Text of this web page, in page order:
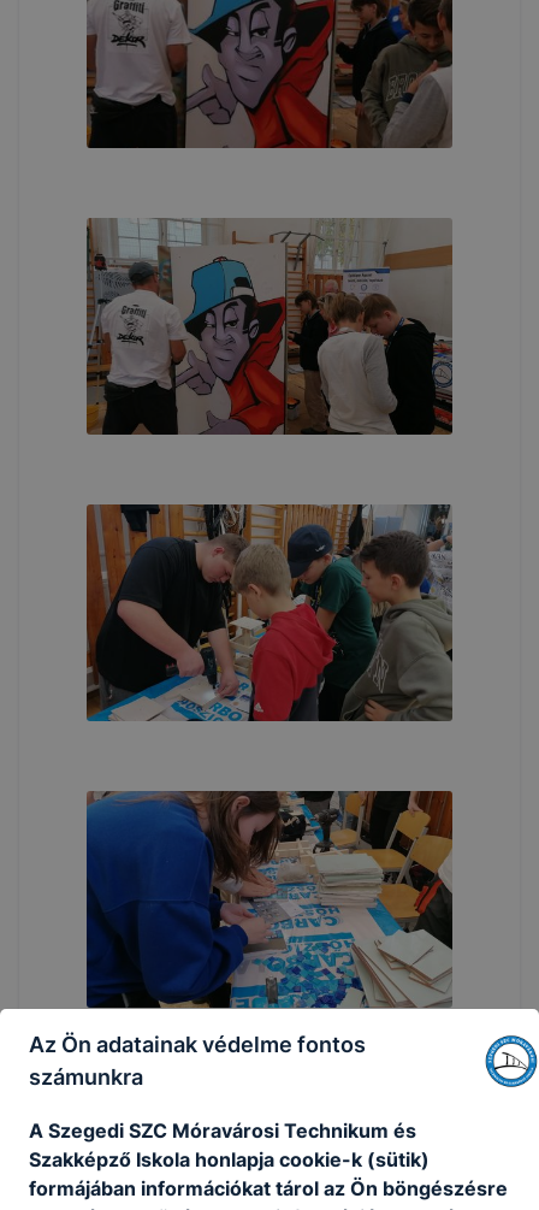
Az Ön adatainak védelme fontos
számunkra
A Szegedi SZC Móravárosi Technikum és
Szakképző Iskola honlapja cookie-k (sütik)
formájában információkat tárol az Ön böngészésre